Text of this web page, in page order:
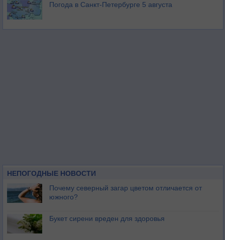
Погода в Санкт-Петербурге 5 августа
НЕПОГОДНЫЕ НОВОСТИ
Почему северный загар цветом отличается от
южного?
Букет сирени вреден для здоровья